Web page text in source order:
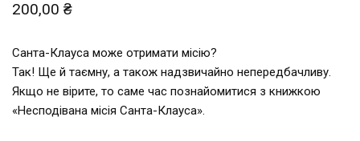
200,00 ₴
Санта-Клауса може отримати місію?
Так! Ще й таємну, а також надзвичайно непередбачливу.
Якщо не вірите, то саме час познайомитися з книжкою
«Несподівана місія Санта-Клауса».